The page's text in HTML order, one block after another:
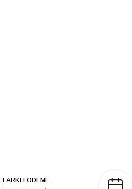
FARKLI ÖDEME